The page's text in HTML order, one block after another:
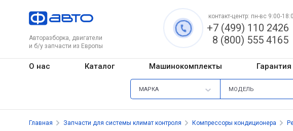
Авторазборка, двигатели
и б/у запчасти из Европы
контакт-центр: пн-вс 9:00-
+7 (499) 110 2426
8 (800) 555 4165
О нас Каталог Машинокомплекты Гарантия
МАРКА МОДЕЛЬ
Главная Запчасти для системы климат контроля Компрессоры кондиционера